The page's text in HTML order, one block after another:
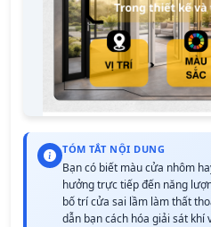
TÓM TẮT NỘI DUNG
Bạn có biết màu cửa nhôm
hưởng trực tiếp đến năng
bố trí cửa sai lầm làm thất
dẫn bạn cách hóa giải sát khí